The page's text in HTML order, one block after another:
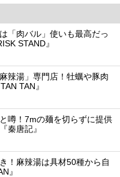
「肉バル」使いも最高だっ
STAND』
辣湯」専門店！牡蠣や豚肉
TAN』
噂！7mの麺を切らずに提供
秦唐記』
！麻辣湯は具材50種から自
』